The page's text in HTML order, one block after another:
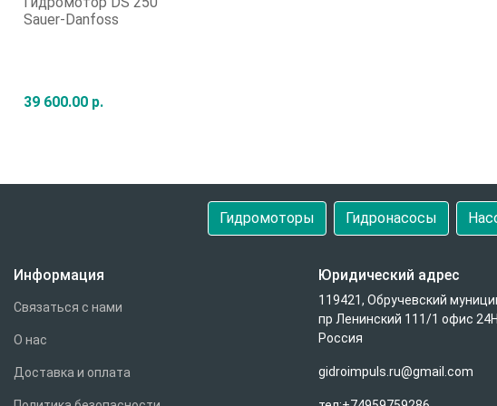
Sauer-Danfoss
39 600.00 р.
Гидромоторы Гидронасосы
Информация
Связаться с нами
О нас
Доставка и оплата
Юридический адрес
119421, Обручевский
пр Ленинский 111/1 офис
Россия
gidroimpuls.ru@gmail.com